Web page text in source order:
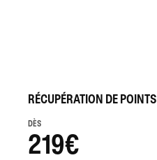
RÉCUPÉRATION DE POINTS
DÈS
219€